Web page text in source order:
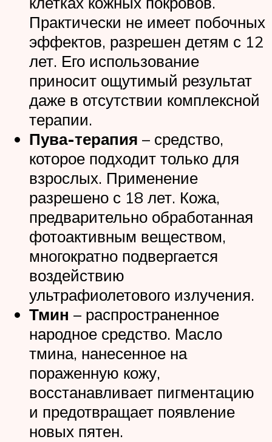
Практически не имеет побочных
эффектов, разрешен детям с 12
лет. Его использование
приносит ощутимый результат
даже в отсутствии комплексной
терапии.
Пува-терапия – средство,
которое подходит только для
взрослых. Применение
разрешено с 18 лет. Кожа,
предварительно обработанная
фотоактивным веществом,
многократно подвергается
воздействию
ультрафиолетового излучения.
Тмин – распространенное
народное средство. Масло
тмина, нанесенное на
пораженную кожу,
восстанавливает пигментацию
и предотвращает появление
новых пятен.